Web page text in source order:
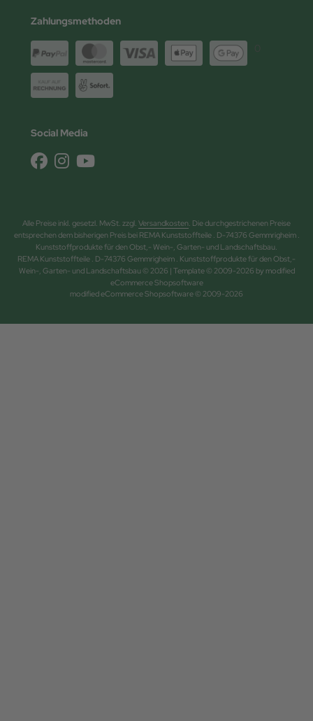
Zahlungsmethoden
Social Media
Alle Preise inkl. gesetzl. MwSt. zzgl. Versandkosten. Die durchgestrichenen Preise
entsprechen dem bisherigen Preis bei REMA Kunststoffteile . D-74376 Gemmrigheim .
Kunststoffprodukte für den Obst,- Wein-, Garten- und Landschaftsbau.
REMA Kunststoffteile . D-74376 Gemmrigheim . Kunststoffprodukte für den Obst,-
Wein-, Garten- und Landschaftsbau © 2026 | Template © 2009-2026 by modified
eCommerce Shopsoftware
modified eCommerce Shopsoftware © 2009-2026